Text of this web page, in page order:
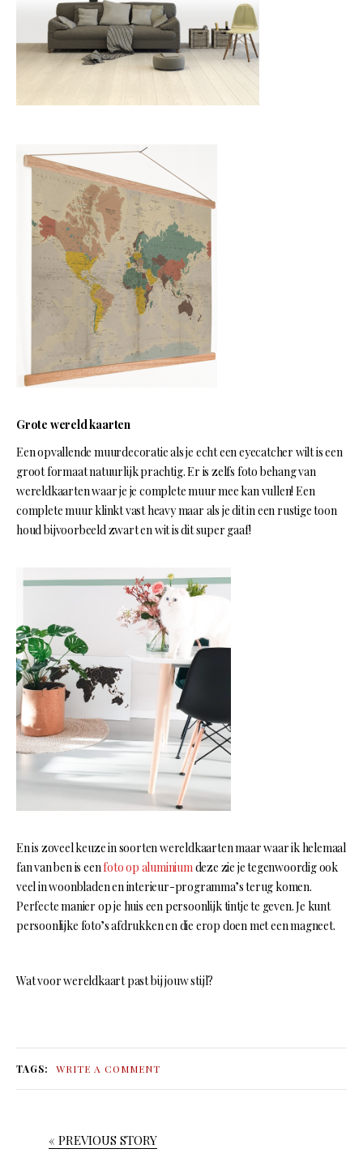
Grote wereld kaarten
Een opvallende muurdecoratie als je echt een eyecatcher wilt is een
groot formaat natuurlijk prachtig. Er is zelfs foto behang van
wereldkaarten waar je je complete muur mee kan vullen! Een
complete muur klinkt vast heavy maar als je dit in een rustige toon
houd bijvoorbeeld zwart en wit is dit super gaaf!
En is zoveel keuze in soorten wereldkaarten maar waar ik helemaal
fan van ben is eenfoto op aluminiumdeze zie je tegenwoordig ook
veel in woonbladen en interieur-programma’s terug komen.
Perfecte manier op je huis een persoonlijk tintje te geven. Je kunt
persoonlijke foto’s afdrukken en die erop doen met een magneet.
Wat voor wereldkaart past bij jouw stijl?
TAGS: WRITE A COMMENT
« PREVIOUS STORY